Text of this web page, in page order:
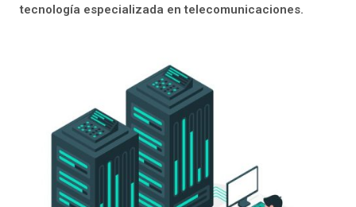
tecnología especializada en telecomunicaciones.